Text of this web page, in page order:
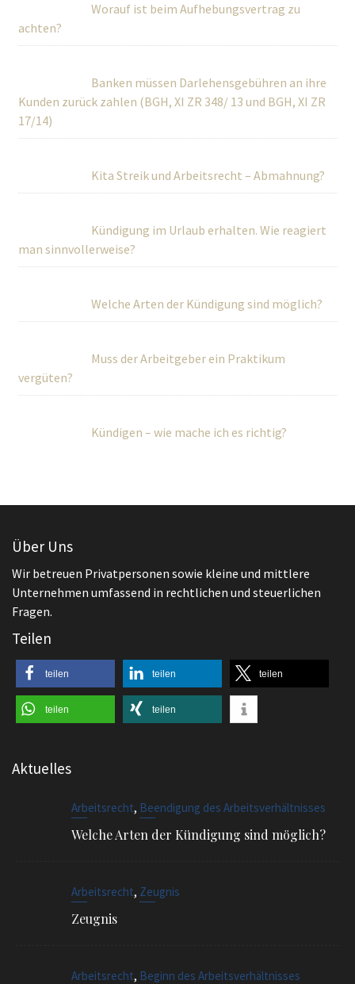
Worauf ist beim Aufhebungsvertrag zu
achten?
Banken müssen Darlehensgebühren an ihre
Kunden zurück zahlen (BGH, XI ZR 348/ 13 und BGH, XI ZR
17/14)
Kita Streik und Arbeitsrecht – Abmahnung?
Kündigung im Urlaub erhalten. Wie reagiert
man sinnvollerweise?
Welche Arten der Kündigung sind möglich?
Muss der Arbeitgeber ein Praktikum
vergüten?
Kündigen – wie mache ich es richtig?
Über Uns
Wir betreuen Privatpersonen sowie kleine und mittlere
Unternehmen umfassend in rechtlichen und steuerlichen
Fragen.
Teilen
teilen teilen teilen
teilen teilen
Aktuelles
Arbeitsrecht, Beendigung des Arbeitsverhältnisses
Welche Arten der Kündigung sind möglich?
Arbeitsrecht, Zeugnis
Zeugnis
Arbeitsrecht, Beginn des Arbeitsverhältnisses